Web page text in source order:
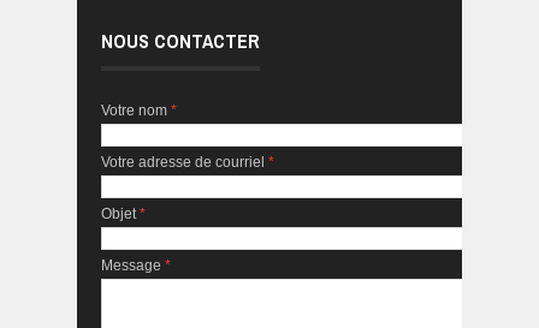
NOUS CONTACTER
Votre nom *
Votre adresse de courriel *
Objet *
Message *